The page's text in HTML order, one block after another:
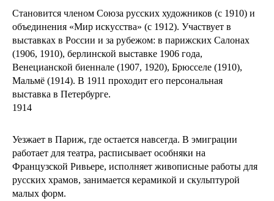
Становится членом Союза русских художников (с 1910) и
объединения «Мир искусства» (с 1912). Участвует в
выставках в России и за рубежом: в парижских Салонах
(1906, 1910), берлинской выставке 1906 года,
Венецианской биеннале (1907, 1920), Брюсселе (1910),
Мальмё (1914). В 1911 проходит его персональная
выставка в Петербурге.
1914
Уезжает в Париж, где остается навсегда. В эмиграции
работает для театра, расписывает особняки на
Французской Ривьере, исполняет живописные работы для
русских храмов, занимается керамикой и скульптурой
малых форм.